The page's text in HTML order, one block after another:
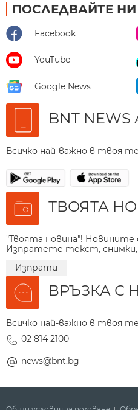
ПОСЛЕДВАЙТЕ НИ
Facebook
YouTube
Google News
BNT NEWS
Всичко най-важно в твоя
ТВОЯТА
"Твоята новина"!
Изпратете текст, снимки,
Изпрати
ВРЪЗКА С
Всичко най-важно в твоя
02 814 2100
news@bnt.bg